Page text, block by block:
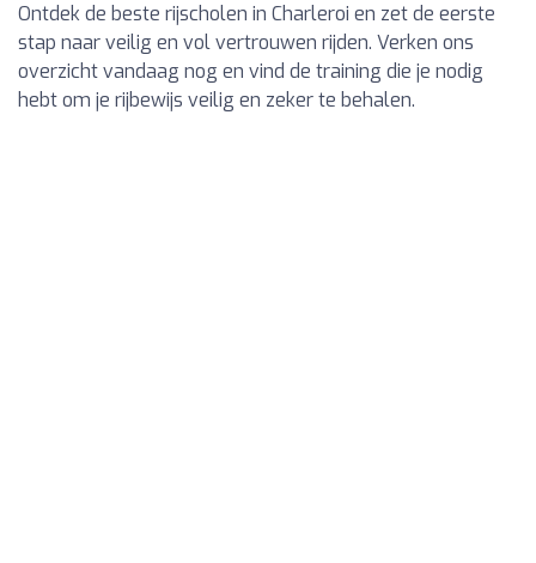
Ontdek de beste rijscholen in Charleroi en zet de eerste
stap naar veilig en vol vertrouwen rijden. Verken ons
overzicht vandaag nog en vind de training die je nodig
hebt om je rijbewijs veilig en zeker te behalen.